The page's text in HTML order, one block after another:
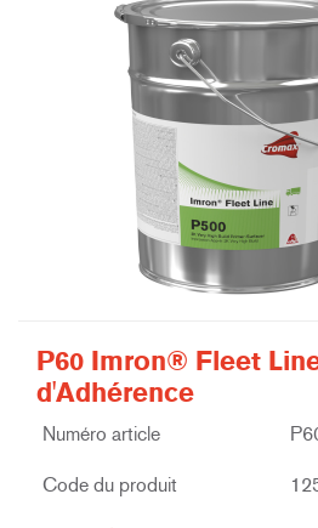
P60 Imron® Fleet
d'Adhérence
Numéro article
Code du produit